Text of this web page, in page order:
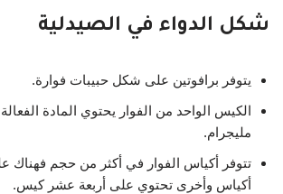
شكل الدواء في الصيدلية
يتوفر برافوتين على شكل حبيبات فوارة.
الكيس الواحد من الفوار يحتوي المادة الفعالة
مليجرام.
تتوفر أكياس الفوار في أكثر من حجم فهناك
أكياس وأخرى تحتوي على أربعة عشر كيس.